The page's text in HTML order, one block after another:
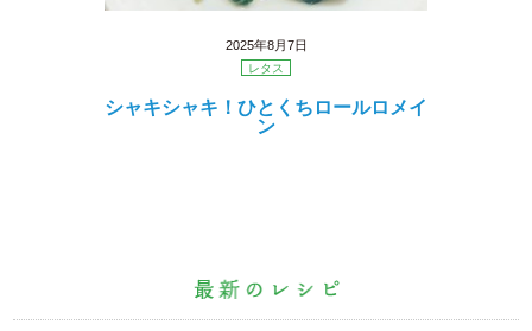
2025年8月7日
レタス
シャキシャキ！ひとくちロールロメイ
ン